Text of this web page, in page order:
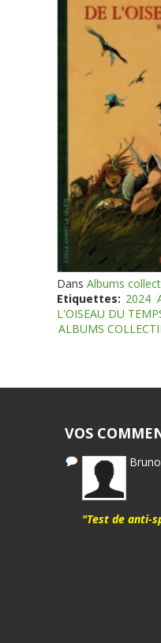
Dans Albums
Etiquettes: 2024
L'OISEAU DU
ALBUMS
VOS
Bruno
"Test de anti-